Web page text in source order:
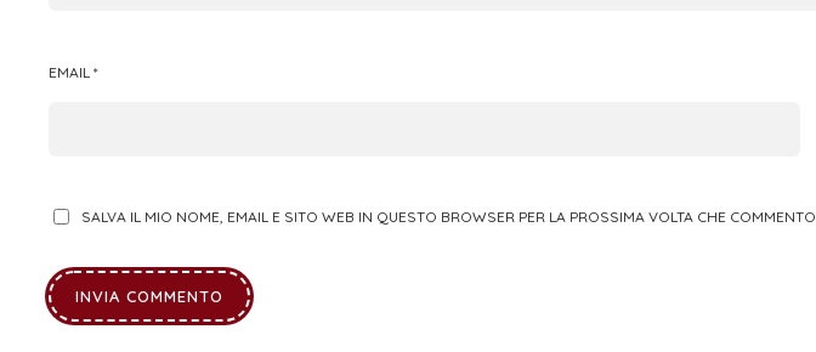
EMAIL *
SALVA IL MIO NOME, EMAIL E SITO WEB IN QUESTO BROWSER PER LA PROSSIMA VOLTA CHE COMMENTO.